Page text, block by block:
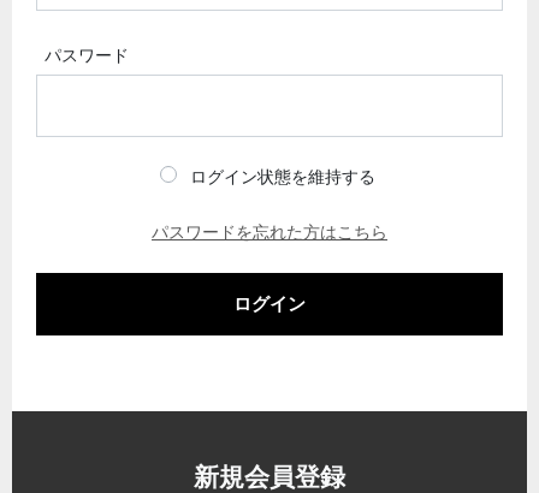
パスワード
ログイン状態を維持する
パスワードを忘れた方はこちら
ログイン
新規会員登録